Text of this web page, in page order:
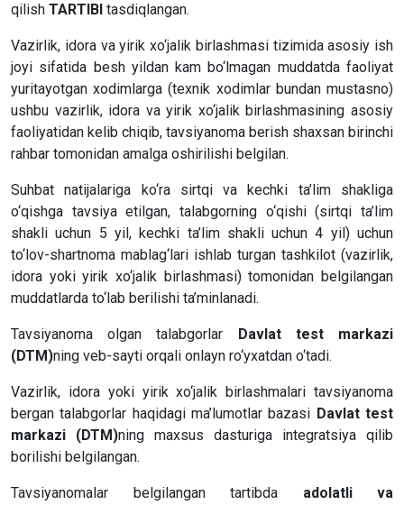
qilish TARTIBI tasdiqlangan.
Vazirlik, idora va yirik xo‘jalik birlashmasi tizimida asosiy ish
joyi sifatida besh yildan kam bo‘lmagan muddatda faoliyat
yuritayotgan xodimlarga (texnik xodimlar bundan mustasno)
ushbu vazirlik, idora va yirik xo‘jalik birlashmasining asosiy
faoliyatidan kelib chiqib, tavsiyanoma berish shaxsan birinchi
rahbar tomonidan amalga oshirilishi belgilan.
Suhbat natijalariga ko‘ra sirtqi va kechki ta’lim shakliga
o‘qishga tavsiya etilgan, talabgorning o‘qishi (sirtqi ta’lim
shakli uchun 5 yil, kechki ta’lim shakli uchun 4 yil) uchun
to‘lov-shartnoma mablag‘lari ishlab turgan tashkilot (vazirlik,
idora yoki yirik xo‘jalik birlashmasi) tomonidan belgilangan
muddatlarda to‘lab berilishi ta’minlanadi.
Tavsiyanoma olgan talabgorlar Davlat test markazi
(DTM)ning veb-sayti orqali onlayn ro‘yxatdan o‘tadi.
Vazirlik, idora yoki yirik xo‘jalik birlashmalari tavsiyanoma
bergan talabgorlar haqidagi ma’lumotlar bazasi Davlat test
markazi (DTM)ning maxsus dasturiga integratsiya qilib
borilishi belgilangan.
Tavsiyanomalar belgilangan tartibda adolatli va